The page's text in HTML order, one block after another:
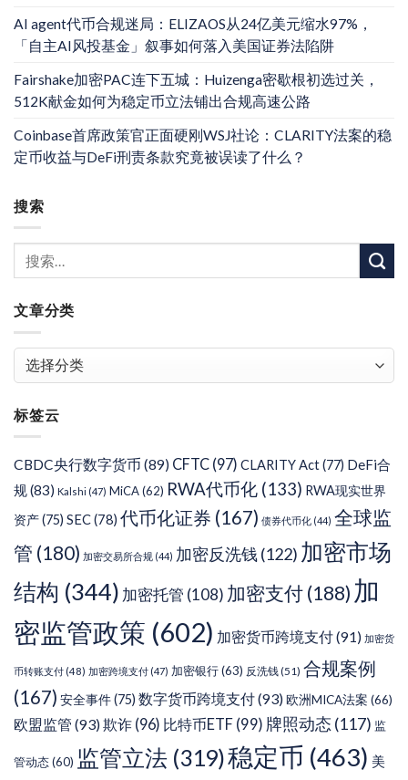
AI agent代币合规迷局：ELIZAOS从24亿美元缩水97%，
「自主AI风投基金」叙事如何落入美国证券法陷阱
Fairshake加密PAC连下五城：Huizenga密歇根初选过关，
512K献金如何为稳定币立法铺出合规高速公路
Coinbase首席政策官正面硬刚WSJ社论：CLARITY法案的稳
定币收益与DeFi刑责条款究竟被误读了什么？
搜索
文章分类
类
标签云
CBDC央行数字货币 (89) CFTC (97) CLARITY Act(77) DeFi合
规(83) Kalshi (47) MiCA(62) RWA代币化 (133) RWA现实世界
资产(75) SEC(78) 代币化证券 (167) 债券代币化 (44) 全球监
管 (180) 加密交易所合规 (44) 加密反洗钱 (122) 加密市场
结构 (344) 加密托管 (108) 加密支付 (188) 加
密监管政策 (602) 加密货币跨境支付(91) 加密货
币转账支付 (48) 加密跨境支付 (47) 加密银行(63) 反洗钱(51) 合规案例
(167) 安全事件(75) 数字货币跨境支付(93)欧洲MICA法案 (66)
欧盟监管 (93)欺诈 (96) 比特币ETF (99) 牌照动态 (117) 监
管动态(60) 监管立法 (319)稳定币 (463) 美